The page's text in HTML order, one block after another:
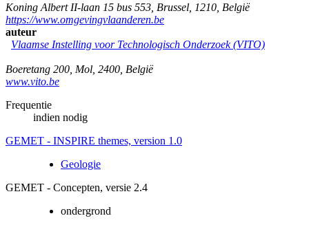
Koning Albert II-laan 15 bus 553 Brussel 1210 België
https://www.omgevingvlaanderen.be
auteur
Vlaamse Instelling voor Technologisch Onderzoek (VITO)
Boeretang 200 Mol 2400 België
www.vito.be
Frequentie
indien nodig
GEMET - INSPIRE themes, version 1.0
Geologie
GEMET - Concepten, versie 2.4
ondergrond